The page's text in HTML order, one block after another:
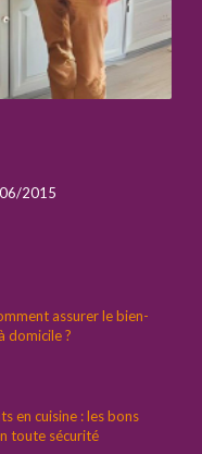
2015
assurer le bien-
domicile ?
en cuisine : les bons
toute sécurité